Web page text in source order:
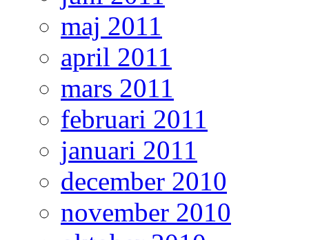
maj 2011
april 2011
mars 2011
februari 2011
januari 2011
december 2010
november 2010